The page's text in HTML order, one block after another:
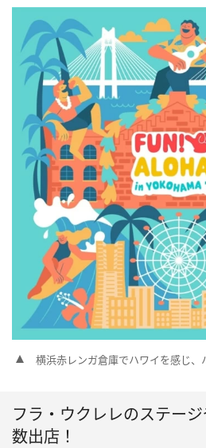
横浜赤レンガ倉庫でハワイを感じ、
フラ・ウクレレのステー
数出店！